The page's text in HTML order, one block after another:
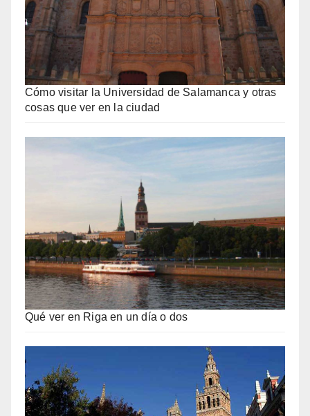
Cómo visitar la Universidad de Salamanca y otras
cosas que ver en la ciudad
Qué ver en Riga en un día o dos